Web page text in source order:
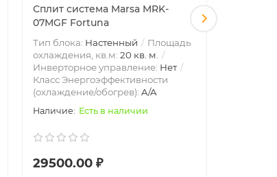
Сплит система Marsa MRK-
07MGF Fortuna
Тип блока: Настенный
Площадь
охлаждения, кв.м: 20 кв. м.
Инверторное управление: Нет
Класс Энергоэффективности
(охлаждение/обогрев): A/A
Есть в наличии
29500.00 ₽